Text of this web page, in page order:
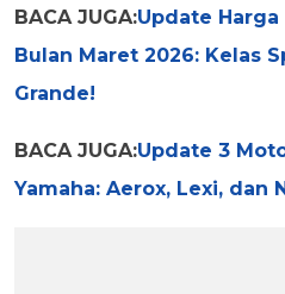
BACA JUGA:Update
Bulan Maret 2026: Kelas
Grande!
BACA JUGA:Update 3
Yamaha: Aerox, Lexi, dan